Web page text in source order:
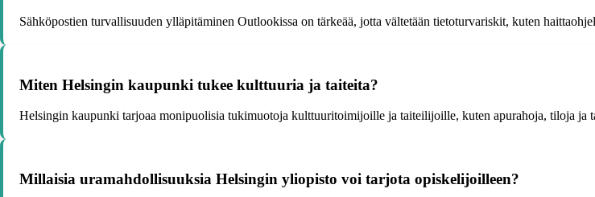
Sähköpostien turvallisuuden ylläpitäminen Outlookissa on tärkeää, jotta vältetään tietoturvariskit, kuten
Miten Helsingin kaupunki tukee kulttuuria ja taiteita?
Helsingin kaupunki tarjoaa monipuolisia tukimuotoja kulttuuritoimijoille ja taiteilijoille, kuten apurahoja, tiloja ja
Millaisia uramahdollisuuksia Helsingin yliopisto voi tarjota opiskelijoilleen?